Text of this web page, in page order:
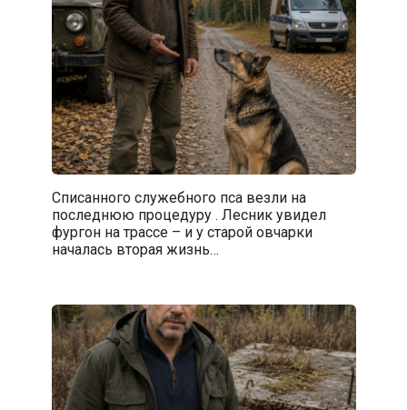
Списанного служебного пса везли на
последнюю процедуру . Лесник увидел
фургон на трассе – и у старой овчарки
началась вторая жизнь…